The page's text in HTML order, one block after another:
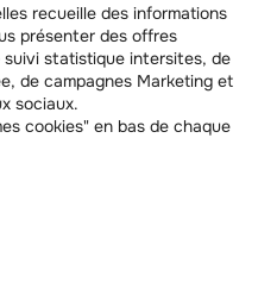
recueille des informations
présenter des offres
suivi statistique intersites, de
de campagnes Marketing et
sociaux.
cookies" en bas de chaque